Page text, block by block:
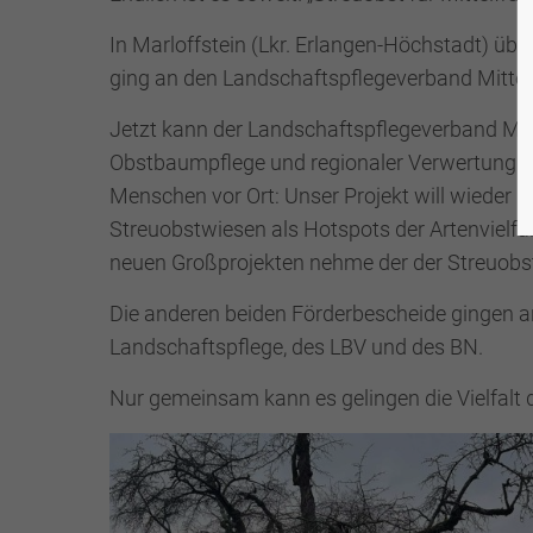
In Marloffstein (Lkr. Erlangen-Höchstadt)
ging an den Landschaftspflegeverband
Jetzt kann der Landschaftspflegeverband
Obstbaumpflege und regionaler Verwertung
Menschen vor Ort: Unser Projekt will wieder
Streuobstwiesen als Hotspots der
neuen Großprojekten nehme der der
Die anderen beiden Förderbescheide gingen
Landschaftspflege, des LBV und des BN.
Nur gemeinsam kann es gelingen die